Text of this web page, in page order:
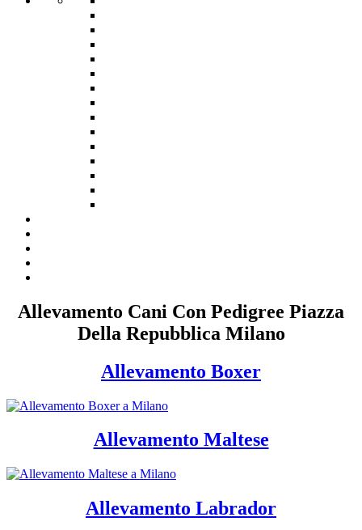
Allevamento Cani Con Pedigree Piazza
Della Repubblica Milano
Allevamento Boxer
Allevamento Maltese
Allevamento Labrador